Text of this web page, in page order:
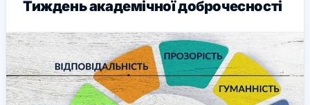
Тиждень академічної доброчесності